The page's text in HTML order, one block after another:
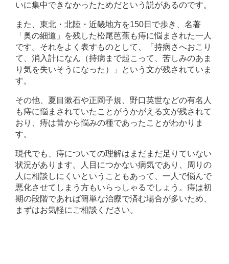
いに集中できなかったためだという説があるのです。
また、東北・北陸・近畿地方を150日で歩き、名著
「奥の細道」を残した松尾芭蕉も痔に悩まされた一人
です。それをよく表すものとして、「持病さへおこり
て、消入計になん（持病まで起こって、苦しみのあま
り気を失いそうになった）」という文が残されていま
す。
その他、夏目漱石や正岡子規、野口英世などの有名人
も痔に悩まされていたことがうかがえる文が残されて
おり、痔は昔から悩みの種であったことがわかりま
す。
現代でも、痔についての理解はまだまだ足りていない
状況があります。人目につかない病気であり、周りの
人に相談しにくいということもあって、一人で悩んで
悪化させてしまう方もいらっしゃるでしょう。痔は初
期の段階であれば簡単な治療で済む場合が多いため、
まずはお気軽にご相談ください。